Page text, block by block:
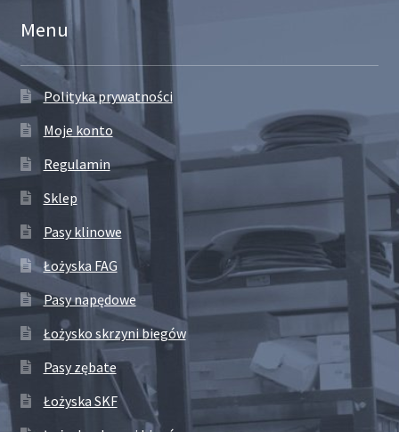
Menu
Polityka prywatności
Moje konto
Regulamin
Sklep
Pasy klinowe
Łożyska FAG
Pasy napędowe
Łożysko skrzyni biegów
Pasy zębate
Łożyska SKF